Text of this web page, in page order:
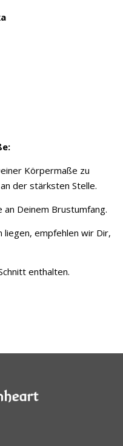
Körpermaße zu
der stärksten Stelle.
Deinem Brustumfang.
liegen, empfehlen wir Dir,
enthalten.